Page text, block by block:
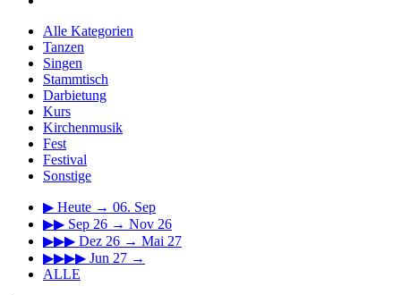
Alle Kategorien
Tanzen
Singen
Stammtisch
Darbietung
Kurs
Kirchenmusik
Fest
Festival
Sonstige
▶ Heute → 06. Sep
▶▶ Sep 26 → Nov 26
▶▶▶ Dez 26 → Mai 27
▶▶▶▶ Jun 27 →
ALLE